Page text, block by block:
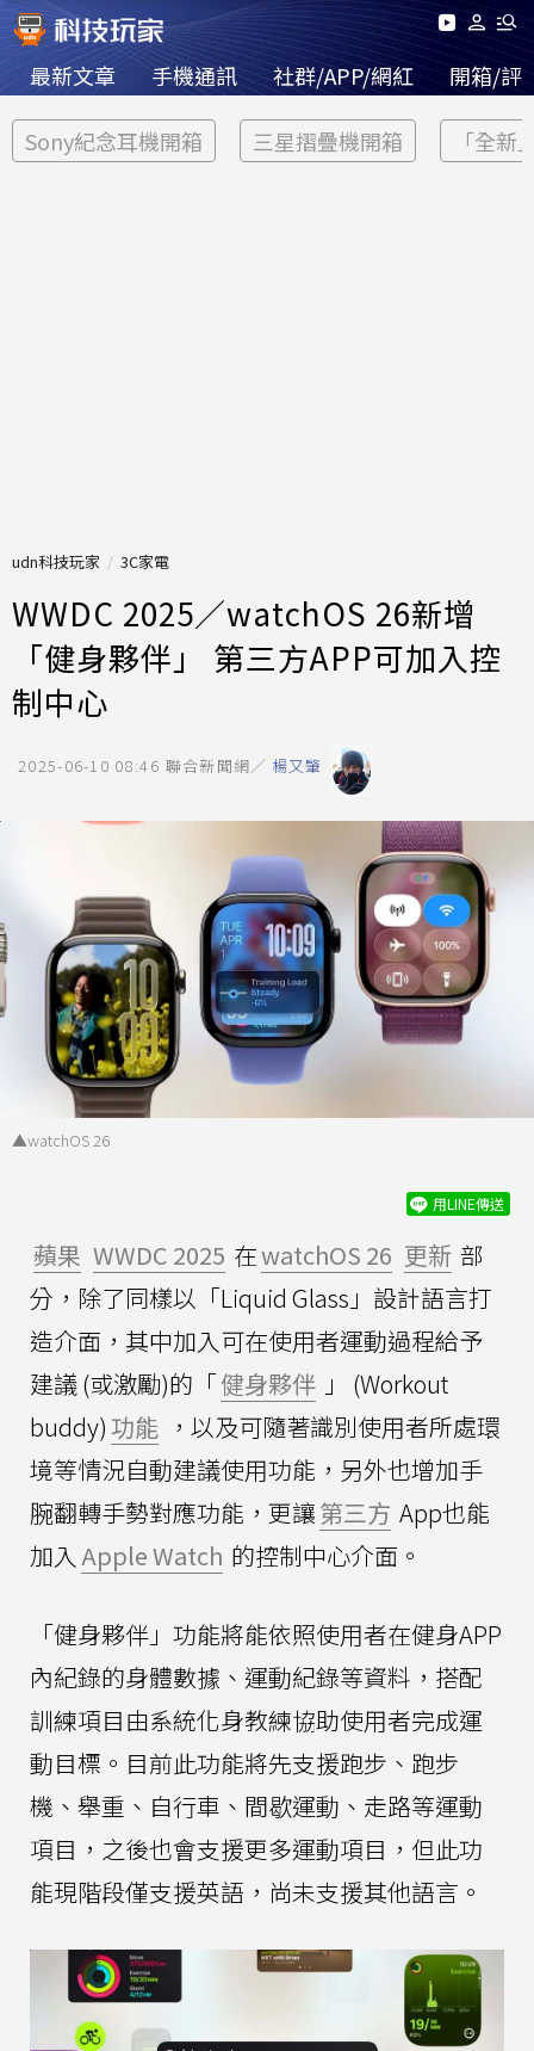
最新文章 手機通訊 社群/APP/網紅 開箱/評
Sony紀念耳機開箱 三星摺疊機開箱 「全新
udn科技玩家 3C家電
WWDC 2025／watchOS 26新增
「健身夥伴」 第三方APP可加入控
制中心
2025-06-10 08:46 聯合新聞網／ 楊又肇
▲watchOS 26
用LINE傳送
蘋果 WWDC 2025 在watchOS 26 更新 部
分，除了同樣以「Liquid Glass」設計語言打
造介面，其中加入可在使用者運動過程給予
建議 (或激勵)的「健身夥伴 」 (Workout
buddy) 功能 ，以及可隨著識別使用者所處環
境等情況自動建議使用功能，另外也增加手
腕翻轉手勢對應功能，更讓第三方 App也能
加入 Apple Watch 的控制中心介面。
「健身夥伴」功能將能依照使用者在健身APP
內紀錄的身體數據、運動紀錄等資料，搭配
訓練項目由系統化身教練協助使用者完成運
動目標。目前此功能將先支援跑步、跑步
機、舉重、自行車、間歇運動、走路等運動
項目，之後也會支援更多運動項目，但此功
能現階段僅支援英語，尚未支援其他語言。